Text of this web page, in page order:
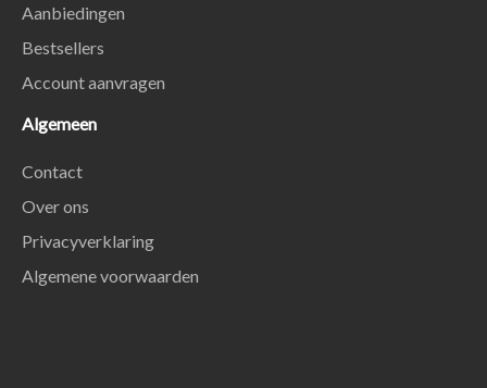
Aanbiedingen
Bestsellers
Account aanvragen
Algemeen
Contact
Over ons
Privacyverklaring
Algemene voorwaarden